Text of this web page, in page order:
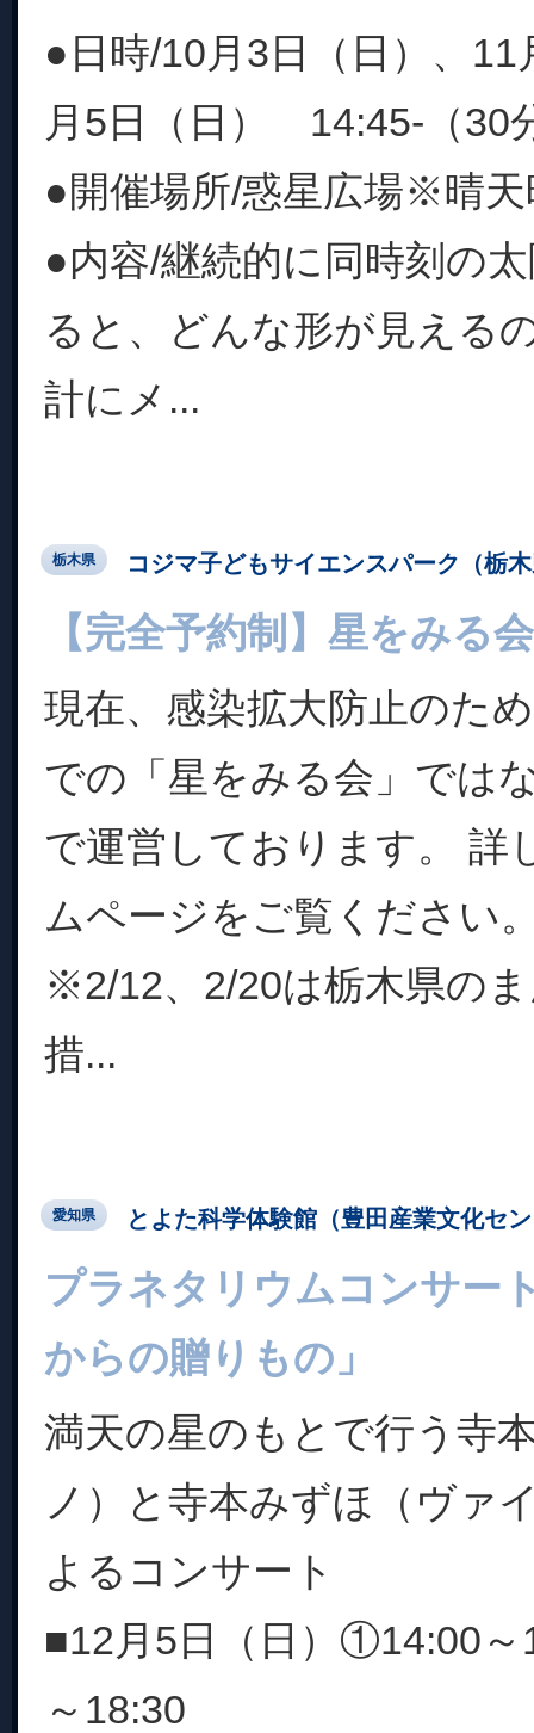
●日時/10月3日（日）、11
月5日（日） 14:45-（30
●開催場所/惑星広場※晴
●内容/継続的に同時刻の
ると、どんな形が見える
計にメ...
栃木県 コジマ子どもサイエンスパーク（栃
【完全予約制】星をみる会
現在、感染拡大防止のた
での「星をみる会」では
で運営しております。 詳
ムページをご覧ください
※2/12、2/20は栃木県の
措...
愛知県 とよた科学体験館（豊田産業文化セ
プラネタリウムコンサー
からの贈りもの」
満天の星のもとで行う寺
ノ）と寺本みずほ（ヴァ
よるコンサート
■12月5日（日）①14:00
～18:30